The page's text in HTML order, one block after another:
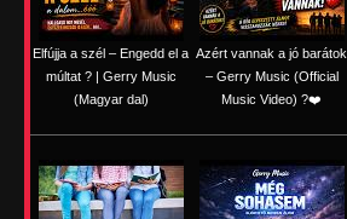
Elfújja a szél – Engedd el a
múltat ? | Gerry Music
(Magyar dal)
Azért vannak a jó barátok
– Gerry Music (Official
Music Video) ?❤️